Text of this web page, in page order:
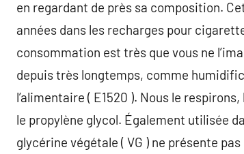
en regardant de près sa composition.
années dans les recharges pour
consommation est très que vous ne
depuis très longtemps, comme
l’alimentaire ( E1520 ). Nous le
le propylène glycol. Également utilisée
glycérine végétale ( VG ) ne présente